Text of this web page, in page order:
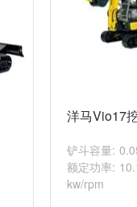
洋马Vio17
铲斗容量:
额定功率:
kw/rpm